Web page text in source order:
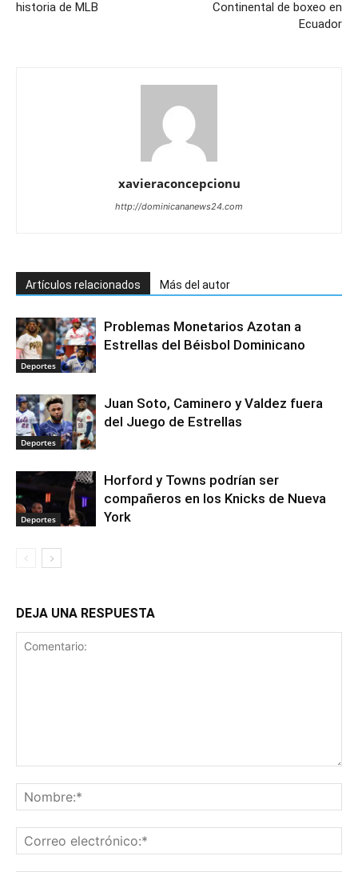
historia de MLB
Continental de boxeo en
Ecuador
xavieraconcepcionu
http://dominicananews24.com
Artículos relacionados Más del autor
Deportes
Problemas Monetarios Azotan a
Estrellas del Béisbol Dominicano
Deportes
Juan Soto, Caminero y Valdez fuera
del Juego de Estrellas
Deportes
Horford y Towns podrían ser
compañeros en los Knicks de Nueva
York
DEJA UNA RESPUESTA